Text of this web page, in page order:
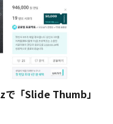
で「Slide Thumb」